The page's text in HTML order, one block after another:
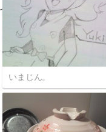
いまじん。